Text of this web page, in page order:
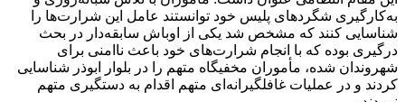
به‌کارگیری شگردهای پلیس خود توانستند عامل این شرارت‌ها را
شناسایی کنند که مشخص شد یکی از اوباش سابقه‌دار در بحث
درگیری بوده که با انجام شرارت‌های خود باعث ناامنی برای
شهروندان شده، مأموران مخفیگاه متهم را در بلوار ابوذر شناسایی
کردند و در عملیات غافلگیرانه‌ای متهم اقدام به دستگیری متهم